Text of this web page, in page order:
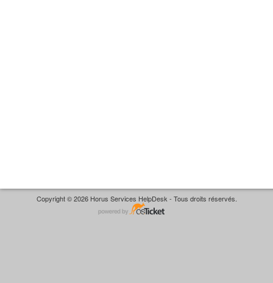
Copyright © 2026 Horus Services HelpDesk - Tous droits réservés.